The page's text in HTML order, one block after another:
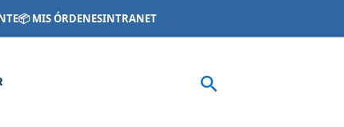
📦 MIS ÓRDENESINTRANET
Buscar